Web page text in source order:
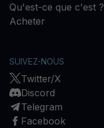
Qu'est-ce que c'est ?
Acheter
SUIVEZ-NOUS
Twitter/X
Discord
Telegram
Facebook